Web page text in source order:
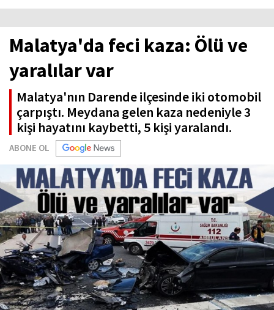
Malatya'da feci kaza: Ölü ve
yaralılar var
Malatya'nın Darende ilçesinde iki otomobil
çarpıştı. Meydana gelen kaza nedeniyle 3
kişi hayatını kaybetti, 5 kişi yaralandı.
ABONE OL